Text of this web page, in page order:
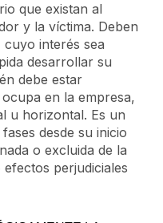
que existan al
y la víctima. Deben
interés sea
desarrollar su
debe estar
en la empresa,
u horizontal. Es un
desde su inicio
o excluida de la
perjudiciales